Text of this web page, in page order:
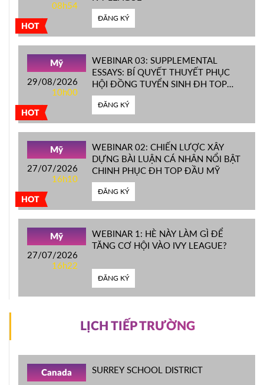
HOT
08h54
ĐĂNG KÝ
HOT
Mỹ
29/08/2026
10h00
WEBINAR 03: SUPPLEMENTAL
ESSAYS: BÍ QUYẾT THUYẾT PHỤC
HỘI ĐỒNG TUYỂN SINH ĐH TOP
ĐẦU MỸ
ĐĂNG KÝ
HOT
Mỹ
27/07/2026
16h10
WEBINAR 02: CHIẾN LƯỢC XÂY
DỰNG BÀI LUẬN CÁ NHÂN NỔI BẬT
CHINH PHỤC ĐH TOP ĐẦU MỸ
ĐĂNG KÝ
Mỹ
27/07/2026
16h22
WEBINAR 1: HÈ NÀY LÀM GÌ ĐỂ
TĂNG CƠ HỘI VÀO IVY LEAGUE?
ĐĂNG KÝ
LỊCH TIẾP TRƯỜNG
Canada SURREY SCHOOL DISTRICT